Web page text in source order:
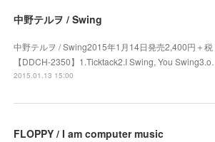
中野テルヲ / Swing
中野テルヲ / Swing2015年1月14日発売2,400円＋税
【DDCH-2350】1.Ticktack2.I Swing, You Swing3.o…
2015.01.13 15:00
FLOPPY / I am computer music